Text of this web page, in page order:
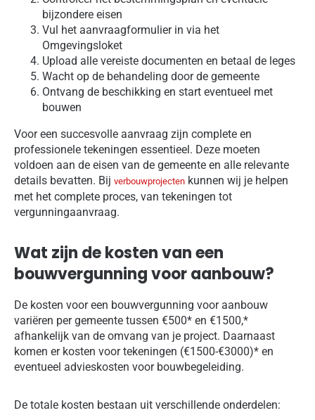
bijzondere eisen
Vul het aanvraagformulier in via het
Omgevingsloket
Upload alle vereiste documenten en betaal de leges
Wacht op de behandeling door de gemeente
Ontvang de beschikking en start eventueel met
bouwen
Voor een succesvolle aanvraag zijn complete en
professionele tekeningen essentieel. Deze moeten
voldoen aan de eisen van de gemeente en alle relevante
details bevatten. Bij verbouwprojecten kunnen wij je helpen
met het complete proces, van tekeningen tot
vergunningaanvraag.
Wat zijn de kosten van een
bouwvergunning voor aanbouw?
De kosten voor een bouwvergunning voor aanbouw
variëren per gemeente tussen €500* en €1500,*
afhankelijk van de omvang van je project. Daarnaast
komen er kosten voor tekeningen (€1500-€3000)* en
eventueel advieskosten voor bouwbegeleiding.
De totale kosten bestaan uit verschillende onderdelen: